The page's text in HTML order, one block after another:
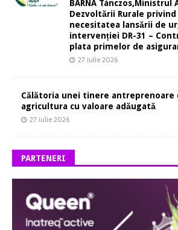
BARNA
Dezvoltării Rurale privind
necesitatea lansării de
intervenției DR-31 –
plata primelor de
27 iulie 2026
Călătoria unei tinere antreprenoare
agricultura cu valoare adăugată
27 iulie 2026
PARTENERI